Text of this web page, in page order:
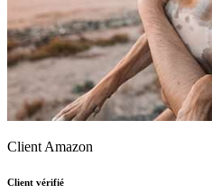
Client Amazon
Client vérifié